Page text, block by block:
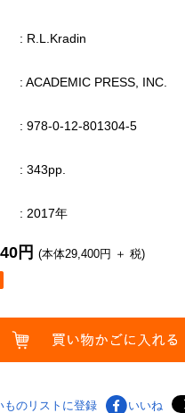
: R.L.Kradin
: ACADEMIC PRESS, INC.
: 978-0-12-801304-5
: 343pp.
: 2017年
円 (本体29,400円 ＋ 税)
ものリストに登録 いいね